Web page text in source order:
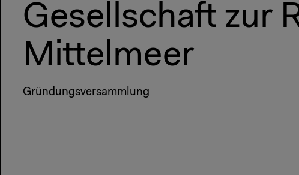
Gesellschaft zur
Mittelmeer
Gründungsversammlung